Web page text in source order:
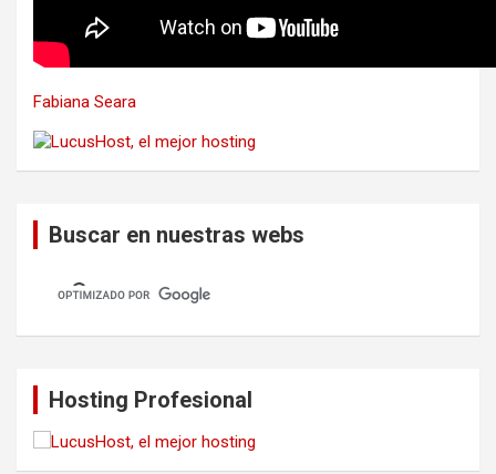
Fabiana Seara
Buscar en nuestras webs
Hosting Profesional